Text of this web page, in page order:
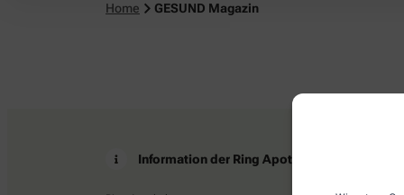
Home GESUND Magazin
Information der Ring Apotheke